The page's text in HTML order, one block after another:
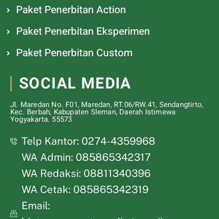
Paket Penerbitan Action
Paket Penerbitan Eksperimen
Paket Penerbitan Custom
SOCIAL MEDIA
Jl. Maredan No. F01, Maredan, RT.06/RW.41, Sendangtirto,
Kec. Berbah, Kabupaten Sleman, Daerah Istimewa
Yogyakarta. 55573
Telp Kantor: 0274-4359968
WA Admin: 085865342317
WA Redaksi: 08811340396
WA Cetak: 085865342319
Email: